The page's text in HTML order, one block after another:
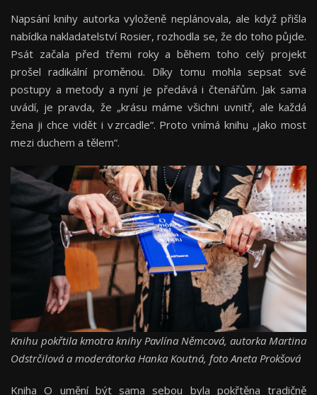
Napsání knihy autorka vyloženě neplánovala, ale když přišla
nabídka nakladatelství Rosier, rozhodla se, že do toho půjde.
Psát začala před třemi roky a během toho celý projekt
prošel radikální proměnou. Díky tomu mohla sepsat své
postupy a metody a nyní je předává i čtenářům. Jak sama
uvádí, je pravda, že „krásu máme všichni uvnitř, ale každá
žena ji chce vidět i v zrcadle“. Proto vnímá knihu „jako most
mezi duchem a tělem“.
Knihu pokřtila kmotra knihy Pavlína Němcová, autorka Martina
Odstrčilová a moderátorka Hanka Koutná, foto Aneta Prokšová
Kniha O umění být sama sebou byla pokřtěna tradičně